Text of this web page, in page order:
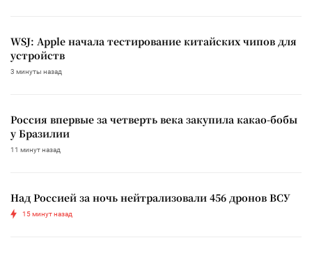
WSJ: Apple начала тестирование китайских чипов для
устройств
3 минуты назад
Россия впервые за четверть века закупила какао-бобы
у Бразилии
11 минут назад
Над Россией за ночь нейтрализовали 456 дронов ВСУ
15 минут назад